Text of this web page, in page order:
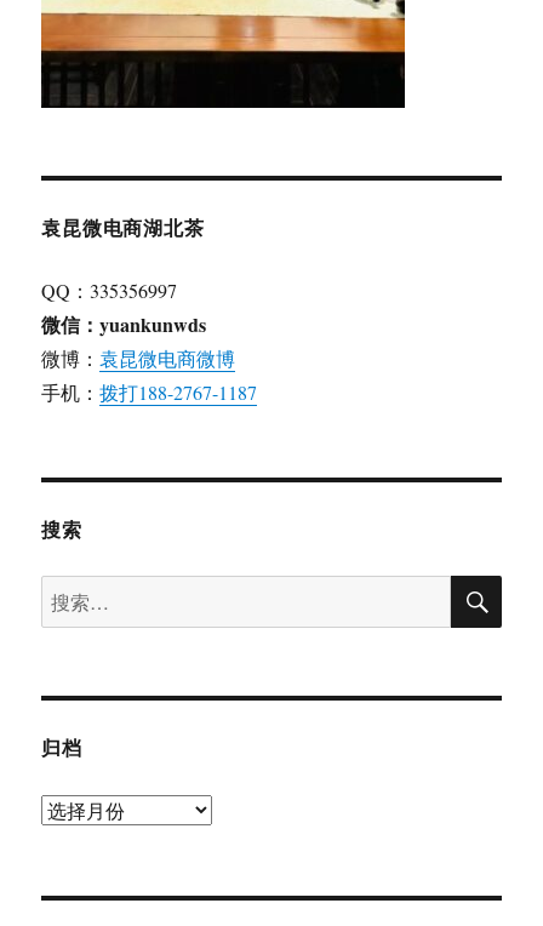
袁昆微电商湖北茶
QQ：335356997
微信：yuankunwds
微博：袁昆微电商微博
手机：拨打188-2767-1187
搜索
搜
索：
搜
归档
归